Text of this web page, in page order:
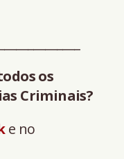
os
Criminais?
e no